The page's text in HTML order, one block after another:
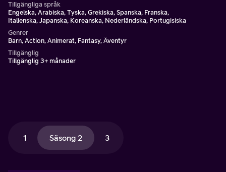
Tillgängliga språk
Engelska, Arabiska, Tyska, Grekiska, Spanska, Franska,
Italienska, Japanska, Koreanska, Nederländska, Portugisiska
Genrer
Barn, Action, Animerat, Fantasy, Äventyr
Tillgänglig
Tillgänglig 3+ månader
1 Säsong 2 3